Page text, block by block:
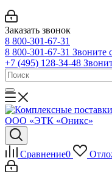
Заказать звонок
8 800-301-67-31
8 800-301-67-31 Звоните
+7 (495) 128-34-48
Сравнение0